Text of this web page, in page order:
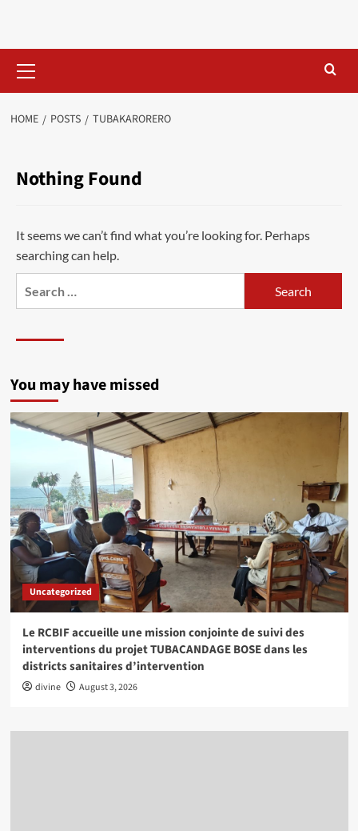
content
Menu
HOME POSTS TUBAKARORERO
Nothing Found
It seems we can’t find what you’re looking for. Perhaps
searching can help.
You may have missed
Uncategorized
Le RCBIF accueille une mission conjointe de suivi des
interventions du projet TUBACANDAGE BOSE dans les
districts sanitaires d’intervention
divine August 3, 2026